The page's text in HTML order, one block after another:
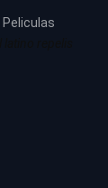
Peliculas